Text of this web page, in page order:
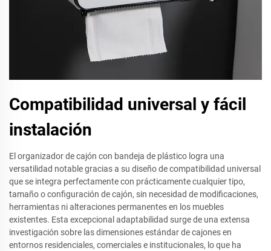
Compatibilidad universal y fácil
instalación
El organizador de cajón con bandeja de plástico logra una
versatilidad notable gracias a su diseño de compatibilidad universal
que se integra perfectamente con prácticamente cualquier tipo,
tamaño o configuración de cajón, sin necesidad de modificaciones,
herramientas ni alteraciones permanentes en los muebles
existentes. Esta excepcional adaptabilidad surge de una extensa
investigación sobre las dimensiones estándar de cajones en
entornos residenciales, comerciales e institucionales, lo que ha